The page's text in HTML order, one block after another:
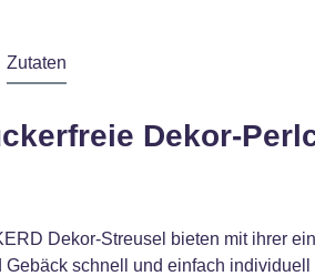
Zutaten
Dekor-
Dekor-Streusel bieten mit ihrer
schnell und einfach